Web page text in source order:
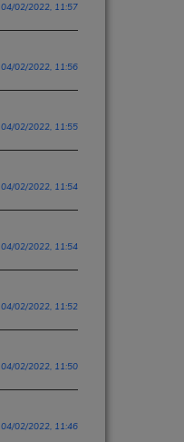
04/02/2022, 11:57
04/02/2022, 11:56
04/02/2022, 11:55
04/02/2022, 11:54
04/02/2022, 11:54
04/02/2022, 11:52
04/02/2022, 11:50
04/02/2022, 11:46